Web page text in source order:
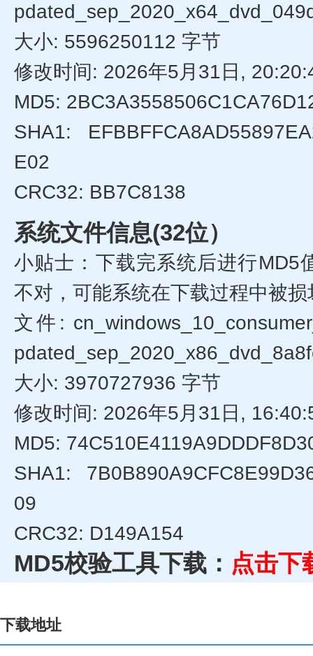
大小: 5596250112 字节
修改时间: 2026年5月31日,
MD5:
SHA1:
E02
CRC32: BB7C8138
系统文件信息(32位）
小贴士：下载完系统后进行MD5
不对，可能系统在下载过程中被
文件:
大小: 3970727936 字节
修改时间: 2026年5月31日,
MD5:
SHA1:
09
CRC32: D149A154
MD5校验工具下载： 点击下
下载地址